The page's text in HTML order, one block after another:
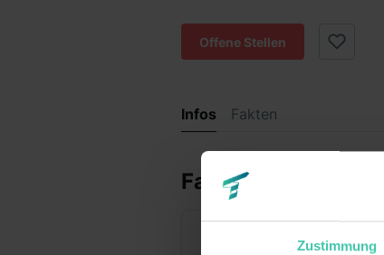
Zustimmung
Offene Stellen
Infos Fakten
Fakten